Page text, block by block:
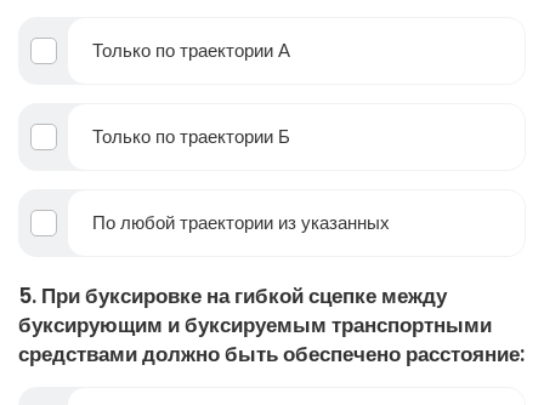
Только по траектории А
Только по траектории Б
По любой траектории из указанных
5. При буксировке на гибкой сцепке между
буксирующим и буксируемым транспортными
средствами должно быть обеспечено расстояние: